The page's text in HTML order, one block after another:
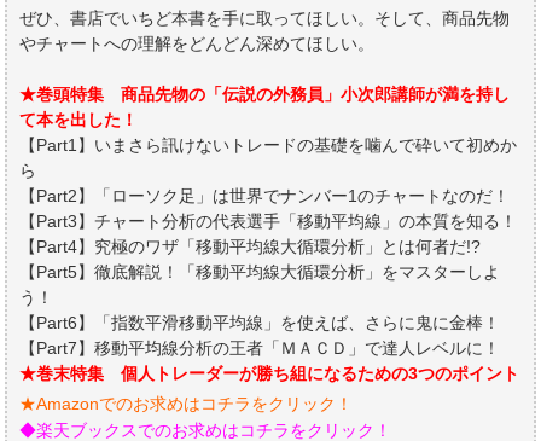
ぜひ、書店でいちど本書を手に取ってほしい。そして、商品先物
やチャートへの理解をどんどん深めてほしい。
★巻頭特集 商品先物の「伝説の外務員」小次郎講師が満を持し
て本を出した！
【Part1】いまさら訊けないトレードの基礎を噛んで砕いて初めか
ら
【Part2】「ローソク足」は世界でナンバー1のチャートなのだ！
【Part3】チャート分析の代表選手「移動平均線」の本質を知る！
【Part4】究極のワザ「移動平均線大循環分析」とは何者だ!?
【Part5】徹底解説！「移動平均線大循環分析」をマスターしよ
う！
【Part6】「指数平滑移動平均線」を使えば、さらに鬼に金棒！
【Part7】移動平均線分析の王者「ＭＡＣＤ」で達人レベルに！
★巻末特集 個人トレーダーが勝ち組になるための3つのポイント
★Amazonでのお求めはコチラをクリック！
◆楽天ブックスでのお求めはコチラをクリック！